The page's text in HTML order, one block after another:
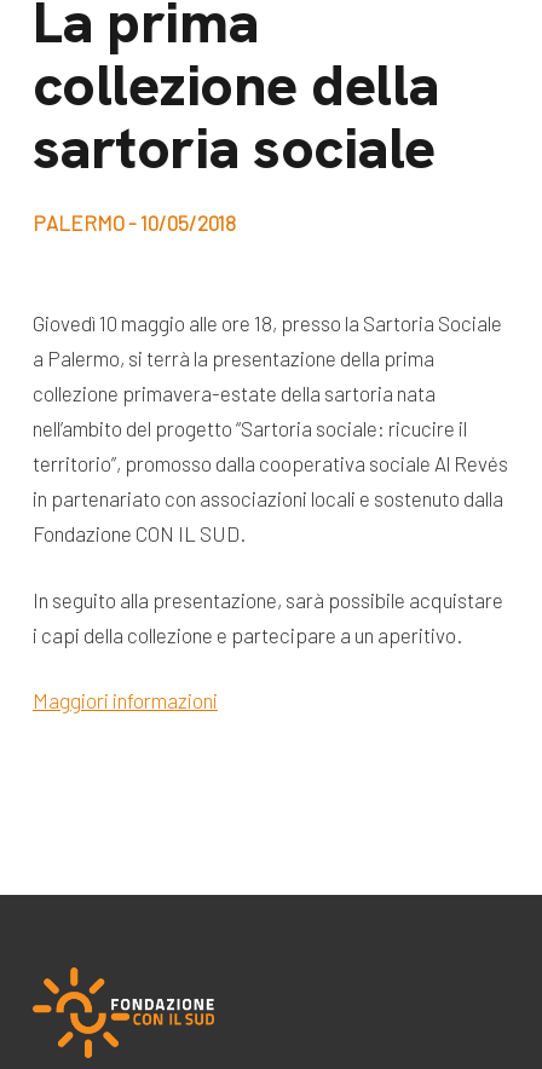
La prima
collezione della
sartoria sociale
PALERMO - 10/05/2018
Giovedì 10 maggio alle ore 18, presso la Sartoria Sociale
a Palermo, si terrà la presentazione della prima
collezione primavera-estate della sartoria nata
nell’ambito del progetto “Sartoria sociale: ricucire il
territorio”, promosso dalla cooperativa sociale Al Revés
in partenariato con associazioni locali e sostenuto dalla
Fondazione CON IL SUD.
In seguito alla presentazione, sarà possibile acquistare
i capi della collezione e partecipare a un aperitivo.
Maggiori informazioni
Lavora con noi
Bilancio di
missione
News e
appuntamenti
Appuntamenti
Campagne
Libri e
pubblicazioni
e blog progetti
Seguici sui social: